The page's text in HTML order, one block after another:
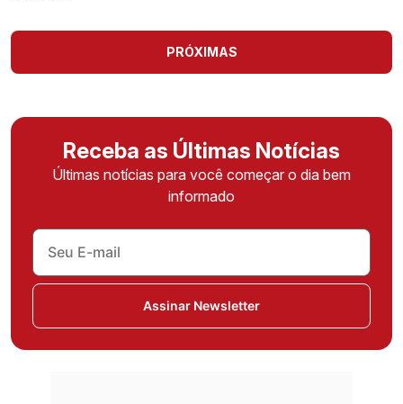
PRÓXIMAS
Receba as Últimas Notícias
Últimas notícias para você começar o dia bem
informado
Assinar Newsletter